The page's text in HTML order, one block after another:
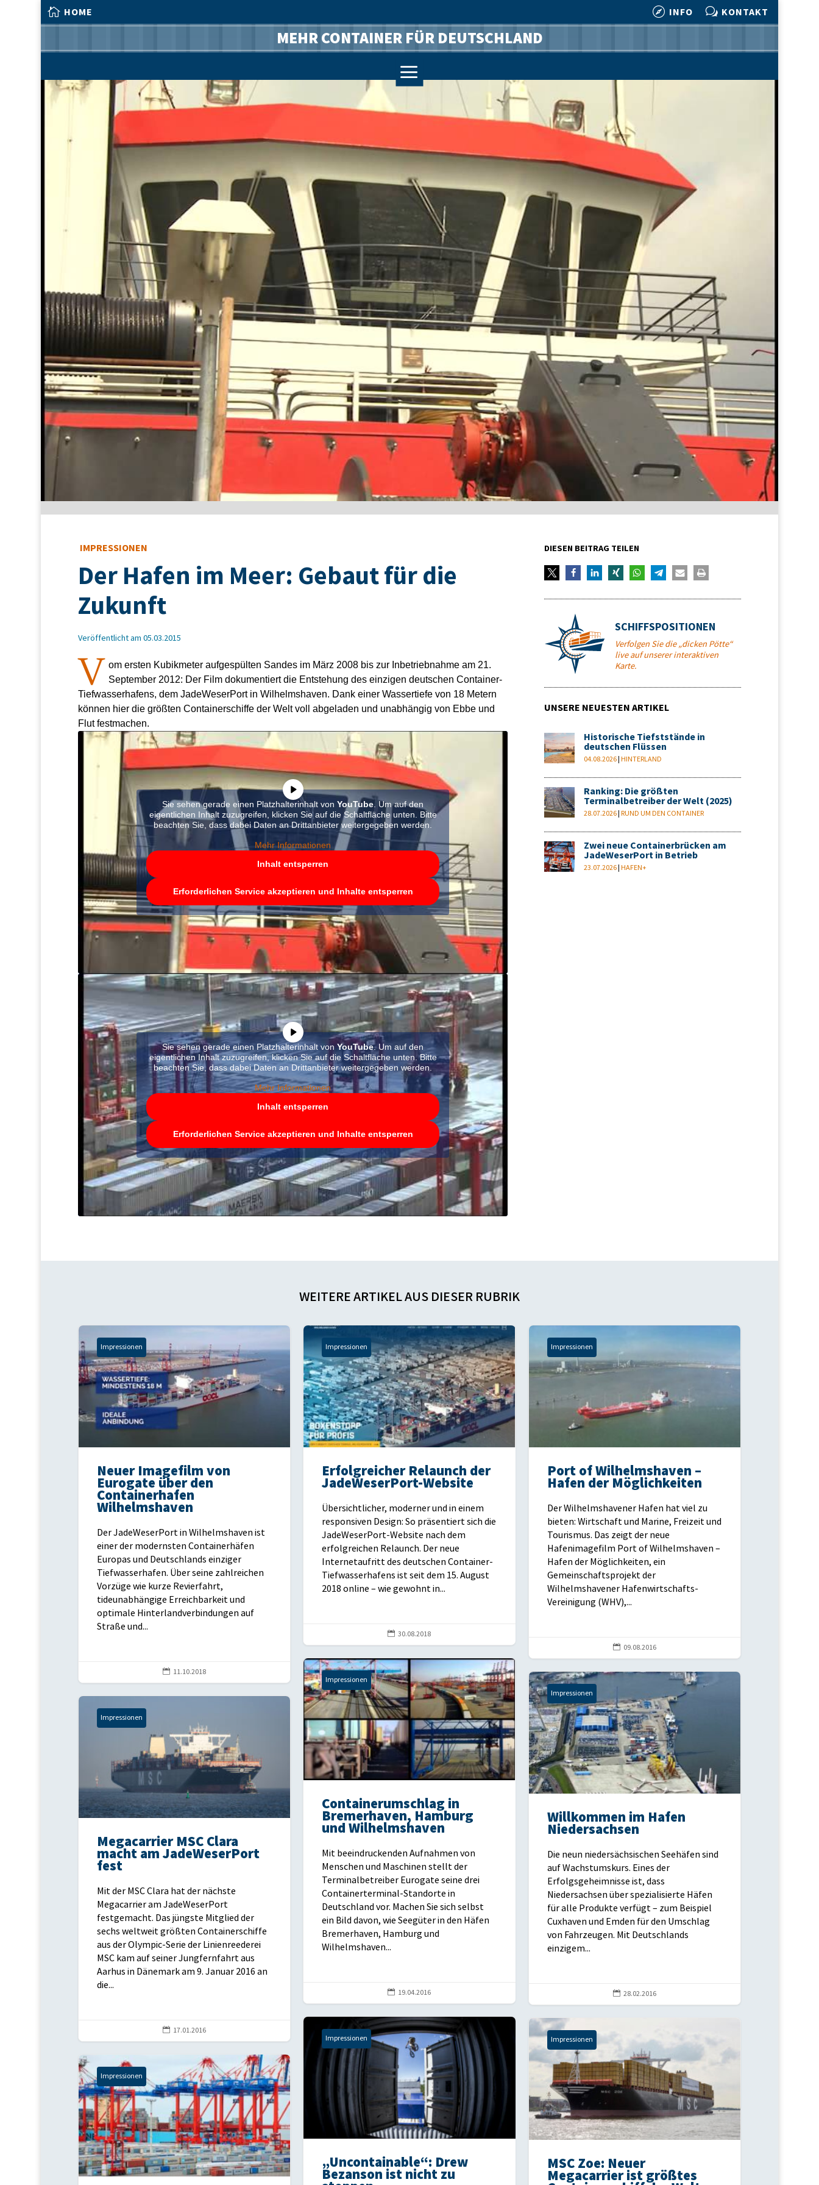
 HOME  INFO w KONTAKT
MEHR CONTAINER FÜR DEUTSCHLAND
a
IMPRESSIONEN
Der Hafen im Meer: Gebaut für die
Zukunft
Veröffentlicht am 05.03.2015
V
om ersten Kubikmeter aufgespülten Sandes im März 2008 bis zur Inbetriebnahme am 21.
September 2012: Der Film dokumentiert die Entstehung des einzigen deutschen Container-
Tiefwasserhafens, dem JadeWeserPort in Wilhelmshaven. Dank einer Wassertiefe von 18 Metern
können hier die größten Containerschiffe der Welt voll abgeladen und unabhängig von Ebbe und
Flut festmachen.
Sie sehen gerade einen Platzhalterinhalt vonYouTube . Um auf den
eigentlichen Inhalt zuzugreifen, klicken Sie auf die Schaltfläche unten. Bitte
beachten Sie, dass dabei Daten an Drittanbieter weitergegeben werden.
Mehr Informationen
Inhalt entsperren
Erforderlichen Service akzeptieren und Inhalte entsperren
Sie sehen gerade einen Platzhalterinhalt vonYouTube. Um auf den
eigentlichen Inhalt zuzugreifen, klicken Sie auf die Schaltfläche unten. Bitte
beachten Sie, dass dabei Daten an Drittanbieter weitergegeben werden.
Mehr Informationen
Inhalt entsperren
Erforderlichen Service akzeptieren und Inhalte entsperren
DIESEN BEITRAG TEILEN
SCHIFFSPOSITIONEN
Verfolgen Sie die „dicken Pötte“
live auf unserer interaktiven
Karte.
UNSERE NEUESTEN ARTIKEL
Historische Tiefststände in
deutschen Flüssen
04.08.2026 |HINTERLAND
Ranking: Die größten
Terminalbetreiber der Welt (2025)
28.07.2026 |RUND UM DEN CONTAINER
Zwei neue Containerbrücken am
JadeWeserPort in Betrieb
23.07.2026 |HAFEN+
WEITERE ARTIKEL AUS DIESER RUBRIK
Impressionen
Neuer Imagefilm von
Eurogate über den
Containerhafen
Wilhelmshaven
Der JadeWeserPort in Wilhelmshaven ist
einer der modernsten Containerhäfen
Europas und Deutschlands einziger
Tiefwasserhafen. Über seine zahlreichen
Vorzüge wie kurze Revierfahrt,
tideunabhängige Erreichbarkeit und
optimale Hinterlandverbindungen auf
Straße und...
 11.10.2018
Impressionen
Erfolgreicher Relaunch der
JadeWeserPort-Website
Übersichtlicher, moderner und in einem
responsiven Design: So präsentiert sich die
JadeWeserPort-Website nach dem
erfolgreichen Relaunch. Der neue
Internetaufritt des deutschen Container-
Tiefwasserhafens ist seit dem 15. August
2018 online – wie gewohnt in...
 30.08.2018
Impressionen
Port of Wilhelmshaven –
Hafen der Möglichkeiten
Der Wilhelmshavener Hafen hat viel zu
bieten: Wirtschaft und Marine, Freizeit und
Tourismus. Das zeigt der neue
Hafenimagefilm Port of Wilhelmshaven –
Hafen der Möglichkeiten, ein
Gemeinschaftsprojekt der
Wilhelmshavener Hafenwirtschafts-
Vereinigung (WHV),...
 09.08.2016
Impressionen
Containerumschlag in
Bremerhaven, Hamburg
und Wilhelmshaven
Mit beeindruckenden Aufnahmen von
Menschen und Maschinen stellt der
Terminalbetreiber Eurogate seine drei
Containerterminal-Standorte in
Deutschland vor. Machen Sie sich selbst
ein Bild davon, wie Seegüter in den Häfen
Bremerhaven, Hamburg und
Wilhelmshaven...
 19.04.2016
Impressionen
Willkommen im Hafen
Niedersachsen
Die neun niedersächsischen Seehäfen sind
auf Wachstumskurs. Eines der
Erfolgsgeheimnisse ist, dass
Niedersachsen über spezialisierte Häfen
für alle Produkte verfügt – zum Beispiel
Cuxhaven und Emden für den Umschlag
von Fahrzeugen. Mit Deutschlands
einzigem...
 28.02.2016
Impressionen
Megacarrier MSC Clara
macht am JadeWeserPort
fest
Mit der MSC Clara hat der nächste
Megacarrier am JadeWeserPort
festgemacht. Das jüngste Mitglied der
sechs weltweit größten Containerschiffe
aus der Olympic-Serie der Linienreederei
MSC kam auf seiner Jungfernfahrt aus
Aarhus in Dänemark am 9. Januar 2016 an
die...
 17.01.2016
Impressionen
„Uncontainable“: Drew
Bezanson ist nicht zu
Impressionen
MSC Zoe: Neuer
Megacarrier ist größtes
Impressionen